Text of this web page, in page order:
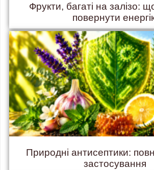
Фрукти, багаті на залізо:
повернути
Природні антисептики:
застосування